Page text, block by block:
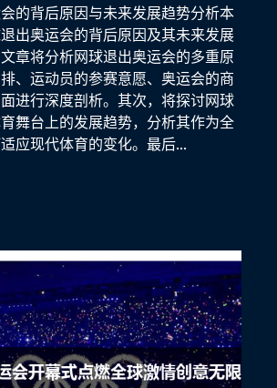
的背后原因与未来发展趋势分析本
出奥运会的背后原因及其未来发展
章将分析网球退出奥运会的多重原
、运动员的参赛意愿、奥运会的商
进行深度剖析。其次，将探讨网球
舞台上的发展趋势，分析其作为全
应现代体育的变化。最后...